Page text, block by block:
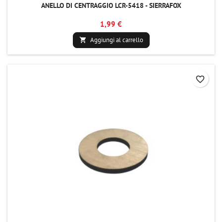
ANELLO DI CENTRAGGIO LCR-5418 - SIERRAFOX
1,99 €
 Aggiungi al carrello
favorite_border